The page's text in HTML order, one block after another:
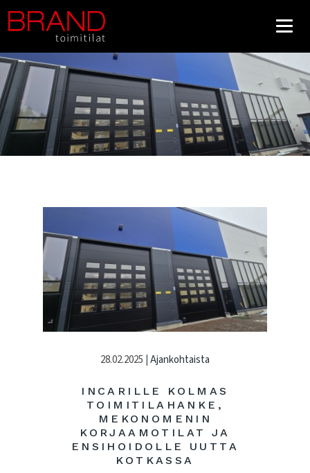
28.02.2025 | Ajankohtaista
INCARILLE KOLMAS
TOIMITILAHANKE,
MEKONOMENIN
KORJAAMOTILAT JA
ENSIHOIDOLLE UUTTA
KOTKASSA